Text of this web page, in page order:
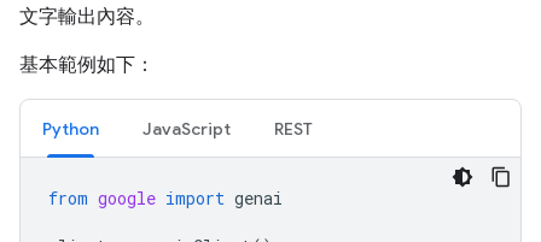
文字輸出內容。
基本範例如下：
Python JavaScript REST
from google import genai